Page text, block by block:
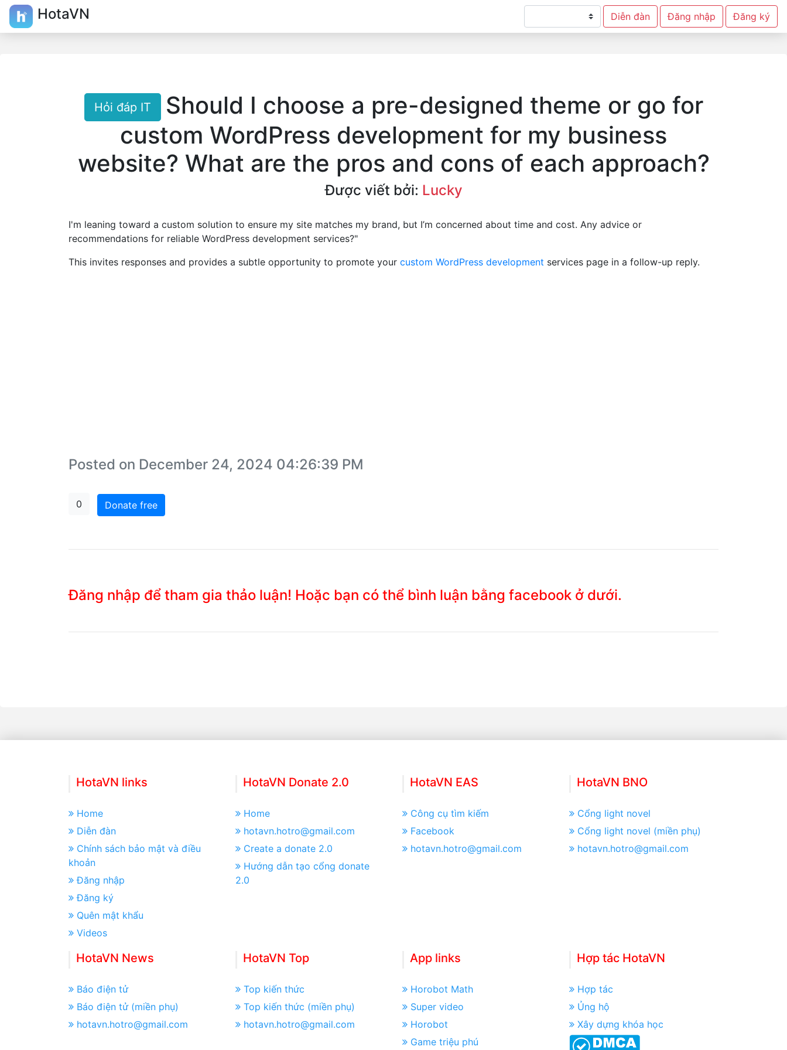
HotaVN Diễn đàn Đăng nhập Đăng ký
Hỏi đáp IT
Should I choose a pre-designed theme or go for
custom WordPress development for my business
website? What are the pros and cons of each approach?
Được viết bởi: Lucky
I'm leaning toward a custom solution to ensure my site matches my brand, but I’m concerned about time and cost. Any advice or
recommendations for reliable WordPress development services?"
This invites responses and provides a subtle opportunity to promote your custom WordPress development services page in a follow-up reply.
Posted on December 24, 2024 04:26:39 PM
0 Donate free
Đăng nhập để tham gia thảo luận! Hoặc bạn có thể bình luận bằng facebook ở dưới.
HotaVN links
Home
Diễn đàn
Chính sách bảo mật và điều
khoản
Đăng nhập
Đăng ký
Quên mật khẩu
Videos
HotaVN Donate 2.0
Home
hotavn.hotro@gmail.com
Create a donate 2.0
Hướng dẫn tạo cổng donate
2.0
HotaVN EAS
Công cụ tìm kiếm
Facebook
hotavn.hotro@gmail.com
HotaVN BNO
Cổng light novel
Cổng light novel (miền phụ)
hotavn.hotro@gmail.com
HotaVN News
Báo điện tử
Báo điện tử (miền phụ)
hotavn.hotro@gmail.com
HotaVN Top
Top kiến thức
Top kiến thức (miền phụ)
hotavn.hotro@gmail.com
App links
Horobot Math
Super video
Horobot
Game triệu phú
Hợp tác HotaVN
Hợp tác
Ủng hộ
Xây dựng khóa học